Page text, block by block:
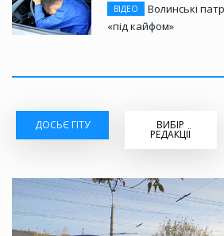
ВІДЕО
Волинські
«під кайфом»
ДОСЬЄ ГІТУ ВИБІР
РЕДАКЦІЇ